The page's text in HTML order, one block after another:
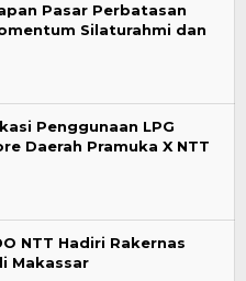
Pasar Perbatasan
Silaturahmi dan
Penggunaan LPG
Daerah Pramuka X NTT
NTT Hadiri Rakernas
Makassar